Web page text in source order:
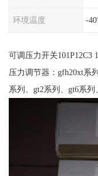
环境温度 -
可调压力开关101P12C3
压力调节器：gfh20xt系
系列、gt2系列、gt6系列